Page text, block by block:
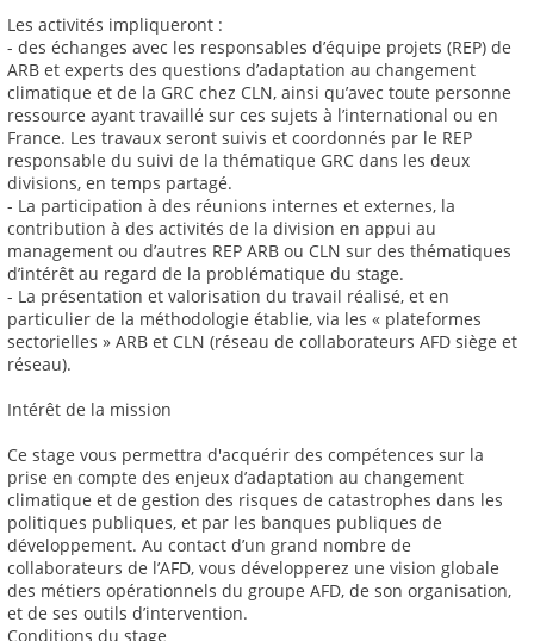
Les activités impliqueront :
- des échanges avec les responsables d’équipe projets (REP) de
ARB et experts des questions d’adaptation au changement
climatique et de la GRC chez CLN, ainsi qu’avec toute personne
ressource ayant travaillé sur ces sujets à l’international ou en
France. Les travaux seront suivis et coordonnés par le REP
responsable du suivi de la thématique GRC dans les deux
divisions, en temps partagé.
- La participation à des réunions internes et externes, la
contribution à des activités de la division en appui au
management ou d’autres REP ARB ou CLN sur des thématiques
d’intérêt au regard de la problématique du stage.
- La présentation et valorisation du travail réalisé, et en
particulier de la méthodologie établie, via les « plateformes
sectorielles » ARB et CLN (réseau de collaborateurs AFD siège et
réseau).
Intérêt de la mission
Ce stage vous permettra d'acquérir des compétences sur la
prise en compte des enjeux d’adaptation au changement
climatique et de gestion des risques de catastrophes dans les
politiques publiques, et par les banques publiques de
développement. Au contact d’un grand nombre de
collaborateurs de l’AFD, vous développerez une vision globale
des métiers opérationnels du groupe AFD, de son organisation,
et de ses outils d’intervention.
Conditions du stage